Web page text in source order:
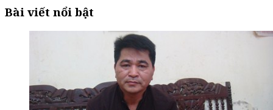
Bài viết nổi bật